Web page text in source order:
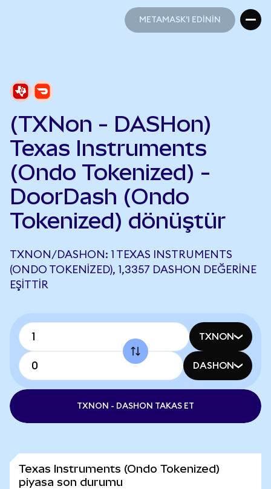
METAMASK'I EDİNİN
(TXNon - DASHon)
Texas Instruments
(Ondo Tokenized) -
DoorDash (Ondo
Tokenized) dönüştür
TXNON/DASHON: 1 TEXAS INSTRUMENTS
(ONDO TOKENIZED), 1,3357 DASHON DEĞERINE
EŞITTIR
TXNON
DASHON
TXNON - DASHON TAKAS ET
Texas Instruments (Ondo Tokenized)
piyasa son durumu